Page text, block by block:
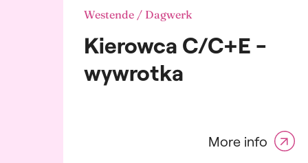
3 Shift System
Westende / Dagwerk
Kierowca C/C+E -
wywrotka
More info